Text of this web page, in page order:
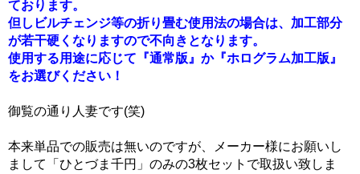
ております。
但しビルチェンジ等の折り畳む使用法の場合は、加工部分
が若干硬くなりますので不向きとなります。
使用する用途に応じて『通常版』か『ホログラム加工版』
をお選びください！
御覧の通り人妻です(笑)
本来単品での販売は無いのですが、メーカー様にお願いし
まして「ひとづま千円」のみの3枚セットで取扱い致しま